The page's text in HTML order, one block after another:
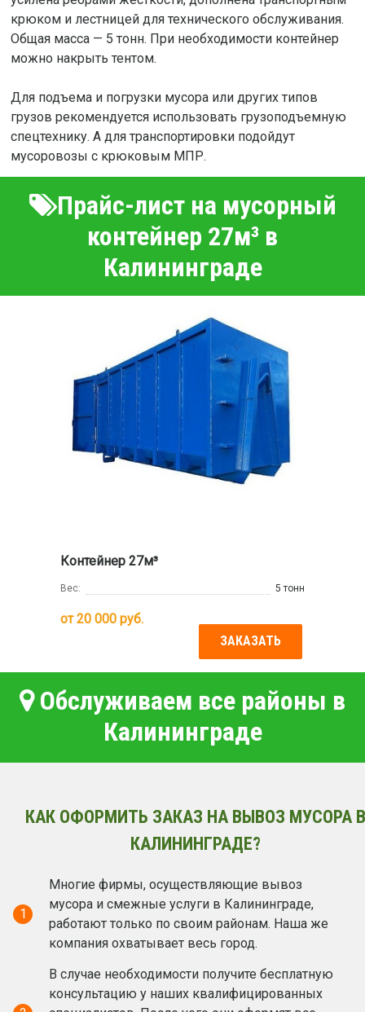
крюком и лестницей для технического обслуживания.
Общая масса — 5 тонн. При необходимости контейнер
можно накрыть тентом.
Для подъема и погрузки мусора или других типов
грузов рекомендуется использовать грузоподъемную
спецтехнику. А для транспортировки подойдут
мусоровозы с крюковым МПР.
Прайс-лист на мусорный
контейнер 27м³ в
Калининграде
Контейнер 27м³
Вес: 5 тонн
от20 000 руб.
ЗАКАЗАТЬ
Обслуживаем все районы в
Калининграде
КАК ОФОРМИТЬ ЗАКАЗ НА ВЫВОЗ МУСОРА В
КАЛИНИНГРАДЕ?
1
Многие фирмы, осуществляющие вывоз
мусора и смежные услуги в Калининграде,
работают только по своим районам. Наша же
компания охватывает весь город.
В случае необходимости получите бесплатную
консультацию у наших квалифицированных